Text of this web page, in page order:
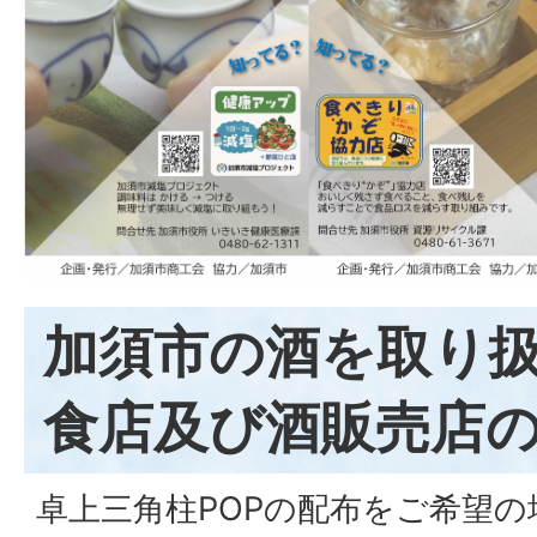
加須市の酒を取り
食店及び酒販売店
卓上三角柱POPの配布をご希望